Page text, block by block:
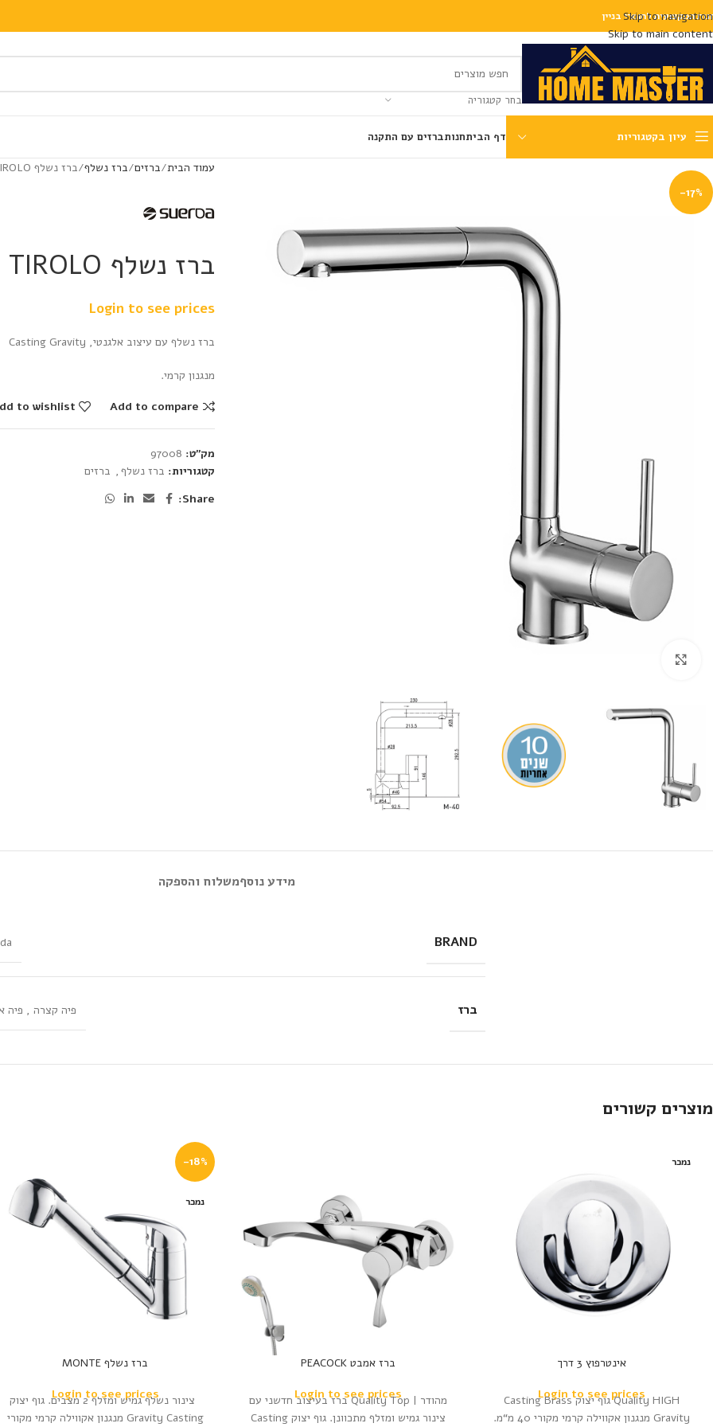
Skip to navigation
Skip to main content
המקצועית לחומרי בניין
בחר קטגוריה
עיון בקטגוריות דף הביתחנותברזים עם התקנה
-17%
עמוד הבית ברזים ברז נשלף ברז נשלף TIROLO
ברז נשלף TIROLO
Login to see prices
ברז נשלף עם עיצוב אלגנטי, Casting Gravity
מנגנון קרמי.
Add to compare
to wishlist
מק"ט: 97008
קטגוריות: ברז נשלף , ברזים
Share:
מידע נוסףמשלוח והספקה
BRAND
ברז פיה קצרה , פיה
מוצרים קשורים
נמכר
אינטרפוץ 3 דרך
Login to see pricesQuality HIGH גוף יצוק Casting Brass
Gravity מנגנון אקווילה קרמי מקורי 40 מ“מ.
ברז אמבט PEACOCK
Login to see prices
מהודר | Quality Top ברז בעיצוב חדשני עם
צינור גמיש ומזלף מתכוונן. גוף יצוק Casting
-18%
נמכר
ברז נשלף MONTE
Login to see pricesצינור נשלף גמיש ומזלף 2 מצבים. גוף יצוק
Gravity Casting מנגנון אקווילה קרמי מקורי